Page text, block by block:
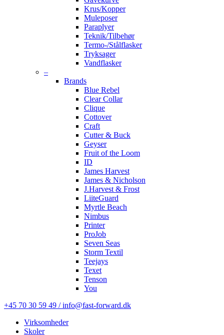
Krus/Kopper
Muleposer
Paraplyer
Teknik/Tilbehør
Termo-/Stålflasker
Tryksager
Vandflasker
–
Brands
Blue Rebel
Clear Collar
Clique
Cottover
Craft
Cutter & Buck
Geyser
Fruit of the Loom
ID
James Harvest
James & Nicholson
J.Harvest & Frost
LiiteGuard
Myrtle Beach
Nimbus
Printer
ProJob
Seven Seas
Storm Textil
Teejays
Texet
Tenson
You
+45 70 30 59 49 / info@fast-forward.dk
Virksomheder
Skoler